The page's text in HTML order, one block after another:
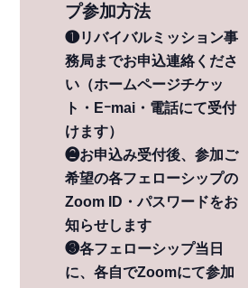
プ参加方法
❶リバイバルミッション事
務局までお申込連絡くださ
い（ホームページチケッ
ト・Eｰmai・電話にて受付
けます）
❷お申込み受付後、参加ご
希望の各フェローシップの
Zoom ID・パスワードをお
知らせします
❸各フェローシップ当日
に、各自でZoomにて参加